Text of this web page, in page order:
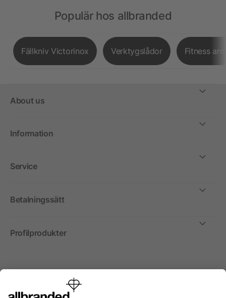
Populär hos allbranded
Fällkniv Victorinox Verktygslådor Fitness
About us
Information
Service
Betalningssätt
Profilprodukter
Internationellt